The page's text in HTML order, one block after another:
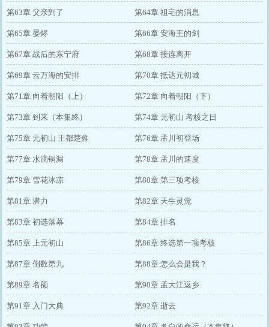
第63章 父亲到了 第64章 祖宅的消息
第65章 晏烬 第66章 安海王的剑
第67章 战后的东宁府 第68章 接连离开
第69章 云万海的安排 第70章 抵达元初城
第71章 向着朝阳（上） 第72章 向着朝阳（下）
第73章 到来（本集终） 第74章 元初山 考核之日
第75章 元初山 王都楚雍 第76章 孟川初登场
第77章 水滴铜漏 第78章 孟川的速度
第79章 雪花冰凉 第80章 第三项考核
第81章 潜力 第82章 天生灵觉
第83章 初选落幕 第84章 排名
第85章 上元初山 第86章 终选第一项考核
第87章 倒数第九 第88章 怎么会是我？
第89章 名额 第90章 孟大江返乡
第91章 入门大典 第92章 逝去